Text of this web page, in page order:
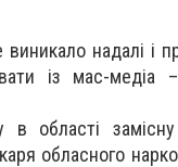
надалі і
із мас-
в області
обласного